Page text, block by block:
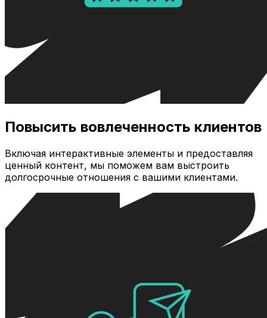
Повысить вовлеченность клиентов
Включая интерактивные элементы и предоставляя
ценный контент, мы поможем вам выстроить
долгосрочные отношения с вашими клиентами.